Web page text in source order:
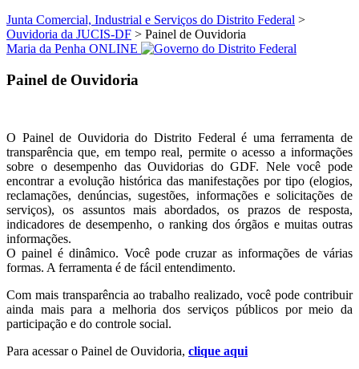
Junta Comercial, Industrial e Serviços do Distrito Federal >
Ouvidoria da JUCIS-DF > Painel de Ouvidoria
Maria da Penha ONLINE
Painel de Ouvidoria
O Painel de Ouvidoria do Distrito Federal é uma ferramenta de
transparência que, em tempo real, permite o acesso a informações
sobre o desempenho das Ouvidorias do GDF. Nele você pode
encontrar a evolução histórica das manifestações por tipo (elogios,
reclamações, denúncias, sugestões, informações e solicitações de
serviços), os assuntos mais abordados, os prazos de resposta,
indicadores de desempenho, o ranking dos órgãos e muitas outras
informações.
O painel é dinâmico. Você pode cruzar as informações de várias
formas. A ferramenta é de fácil entendimento.
Com mais transparência ao trabalho realizado, você pode contribuir
ainda mais para a melhoria dos serviços públicos por meio da
participação e do controle social.
Para acessar o Painel de Ouvidoria, clique aqui